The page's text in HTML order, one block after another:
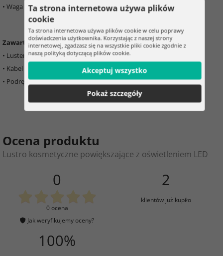
• Waga opakowania – 1,290 kg
Zawartość opakowania:
• Lusterko kosmetyczne LED, składane
• Kabel USB-C do
ładowania baterii
• Podręcznikużytkownika
Ocena produktu
Lustro kosmetyczne powiększające z oświetleniem LED
0
0 ocena
Jak weryfikujemy oceny?
2
klientów już kupiło
100%
Ta strona internetowa używa plików
cookie
Ta strona internetowa używa plików cookie w celu poprawy
doświadczenia użytkownika. Korzystając z naszej strony
internetowej, zgadzasz się na wszystkie pliki cookie zgodnie z
naszą polityką dotyczącą plików cookie.
Akceptuj wszystko
Pokaż szczegóły